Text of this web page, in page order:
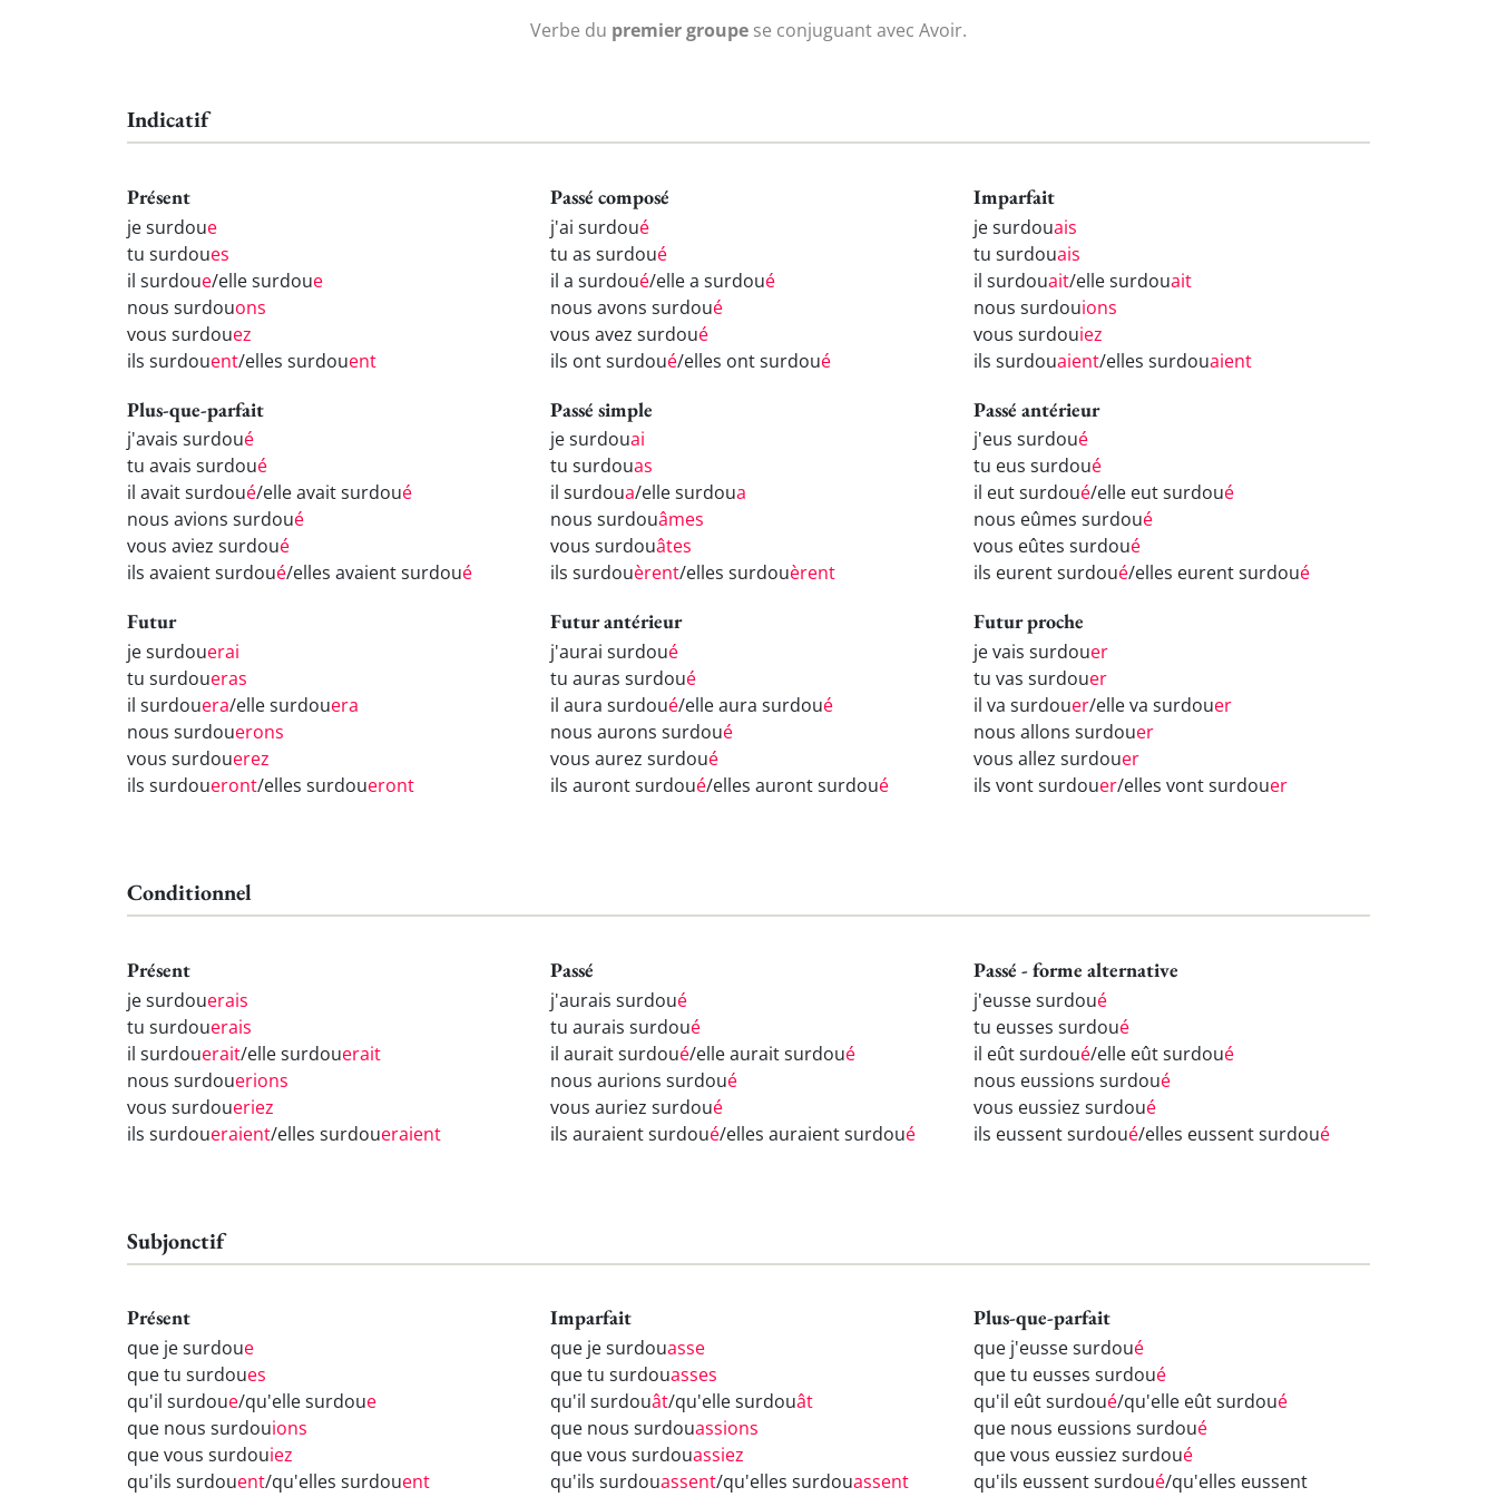
Verbe du premier groupe se conjuguant avec Avoir.
Indicatif
Présent
je surdoue
tu surdoues
il surdoue/elle surdoue
nous surdouons
vous surdouez
ils surdouent/elles surdouent
Passé composé
j'ai surdoué
tu as surdoué
il a surdoué/elle a surdoué
nous avons surdoué
vous avez surdoué
ils ont surdoué/elles ont surdoué
Imparfait
je surdouais
tu surdouais
il surdouait/elle surdouait
nous surdouions
vous surdouiez
ils surdouaient/elles surdouaient
Plus-que-parfait
j'avais surdoué
tu avais surdoué
il avait surdoué/elle avait surdoué
nous avions surdoué
vous aviez surdoué
ils avaient surdoué/elles avaient surdoué
Passé simple
je surdouai
tu surdouas
il surdoua/elle surdoua
nous surdouâmes
vous surdouâtes
ils surdouèrent/elles surdouèrent
Passé antérieur
j'eus surdoué
tu eus surdoué
il eut surdoué/elle eut surdoué
nous eûmes surdoué
vous eûtes surdoué
ils eurent surdoué/elles eurent surdoué
Futur
je surdouerai
tu surdoueras
il surdouera/elle surdouera
nous surdouerons
vous surdouerez
ils surdoueront/elles surdoueront
Futur antérieur
j'aurai surdoué
tu auras surdoué
il aura surdoué/elle aura surdoué
nous aurons surdoué
vous aurez surdoué
ils auront surdoué/elles auront surdoué
Futur proche
je vais surdouer
tu vas surdouer
il va surdouer/elle va surdouer
nous allons surdouer
vous allez surdouer
ils vont surdouer/elles vont surdouer
Conditionnel
Présent
je surdouerais
tu surdouerais
il surdouerait/elle surdouerait
nous surdouerions
vous surdoueriez
ils surdoueraient/elles surdoueraient
Passé
j'aurais surdoué
tu aurais surdoué
il aurait surdoué/elle aurait surdoué
nous aurions surdoué
vous auriez surdoué
ils auraient surdoué/elles auraient surdoué
Passé - forme alternative
j'eusse surdoué
tu eusses surdoué
il eût surdoué/elle eût surdoué
nous eussions surdoué
vous eussiez surdoué
ils eussent surdoué/elles eussent surdoué
Subjonctif
Présent
que je surdoue
que tu surdoues
qu'il surdoue/qu'elle surdoue
que nous surdouions
que vous surdouiez
qu'ils surdouent/qu'elles surdouent
Imparfait
que je surdouasse
que tu surdouasses
qu'il surdouât/qu'elle surdouât
que nous surdouassions
que vous surdouassiez
qu'ils surdouassent/qu'elles surdouassent
Plus-que-parfait
que j'eusse surdoué
que tu eusses surdoué
qu'il eût surdoué/qu'elle eût surdoué
que nous eussions surdoué
que vous eussiez surdoué
qu'ils eussent surdoué/qu'elles eussent